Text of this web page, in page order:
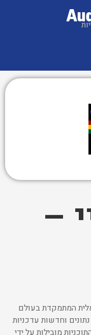
–
המתמקדת בעולם
וחדשות עדכניות
מובילות על ידי